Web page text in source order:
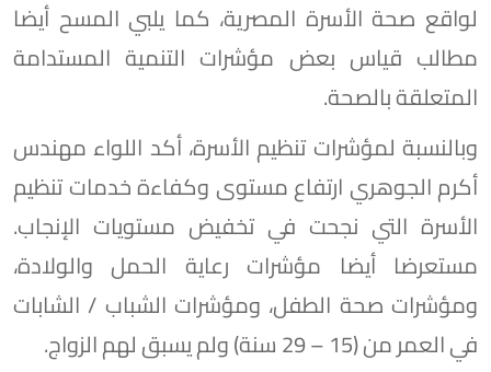
لواقع صحة الأسرة المصرية، كما يلبي المسح أيضا
مطالب قياس بعض مؤشرات التنمية المستدامة
المتعلقة بالصحة.
وبالنسبة لمؤشرات تنظيم الأسرة، أكد اللواء مهندس
أكرم الجوهري ارتفاع مستوى وكفاءة خدمات تنظيم
الأسرة التي نجحت في تخفيض مستويات الإنجاب.
مستعرضا أيضا مؤشرات رعاية الحمل والولادة،
ومؤشرات صحة الطفل، ومؤشرات الشباب / الشابات
في العمر من (15 – 29 سنة) ولم يسبق لهم الزواج.